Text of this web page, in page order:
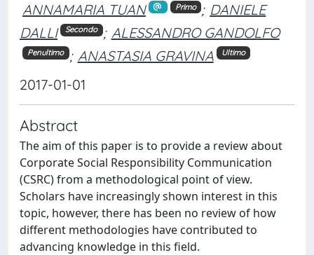
ANNAMARIA TUAN Primo ; DANIELE
DALLI
Secondo ; ALESSANDRO GANDOLFO
Penultimo ; ANASTASIA GRAVINA Ultimo
2017-01-01
Abstract
The aim of this paper is to provide a review about
Corporate Social Responsibility Communication
(CSRC) from a methodological point of view.
Scholars have increasingly shown interest in this
topic, however, there has been no review of how
different methodologies have contributed to
advancing knowledge in this field.